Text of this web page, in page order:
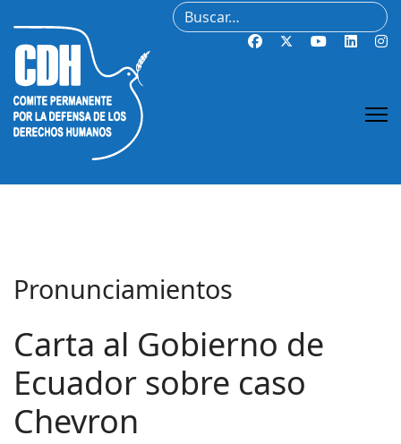
Buscar
Pronunciamientos
Carta al Gobierno de
Ecuador sobre caso
Chevron